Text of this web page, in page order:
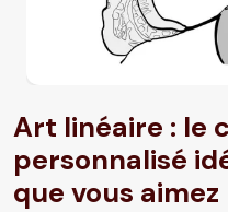
Art linéaire : le
personnalisé
que vous aimez